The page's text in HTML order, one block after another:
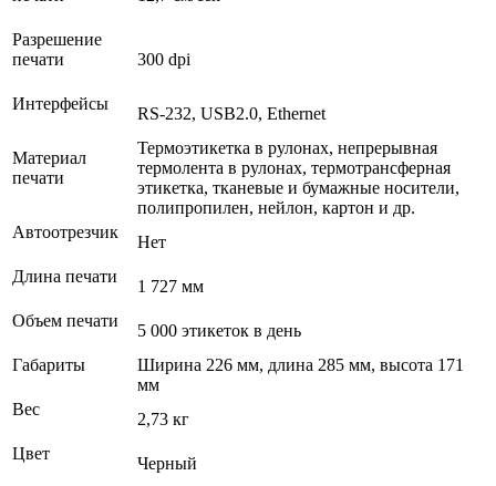
Разрешение
печати
300 dpi
Интерфейсы
RS-232, USB2.0, Ethernet
Материал
печати
Термоэтикетка в рулонах, непрерывная
термолента в рулонах, термотрансферная
этикетка, тканевые и бумажные носители,
полипропилен, нейлон, картон и др.
Автоотрезчик
Нет
Длина печати
1 727 мм
Объем печати
5 000 этикеток в день
Габариты
Ширина 226 мм, длина 285 мм, высота 171
мм
Вес
2,73 кг
Цвет
Черный